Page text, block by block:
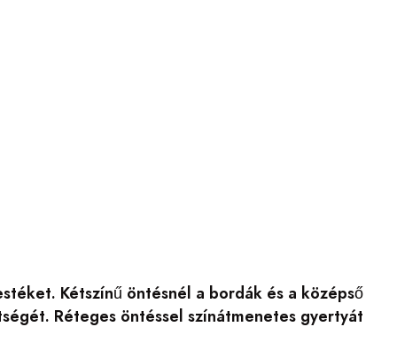
Kétszínű öntésnél a bordák és a középső
Réteges öntéssel színátmenetes gyertyát